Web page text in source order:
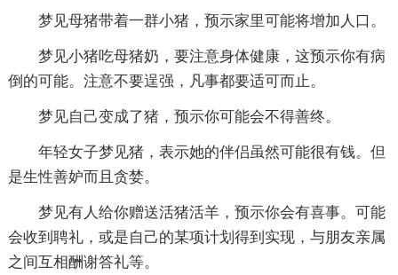
梦见母猪带着一群小猪，预示家里可能将增加人口。
梦见小猪吃母猪奶，要注意身体健康，这预示你有病
倒的可能。注意不要逞强，凡事都要适可而止。
梦见自己变成了猪，预示你可能会不得善终。
年轻女子梦见猪，表示她的伴侣虽然可能很有钱。但
是生性善妒而且贪婪。
梦见有人给你赠送活猪活羊，预示你会有喜事。可能
会收到聘礼，或是自己的某项计划得到实现，与朋友亲属
之间互相酬谢答礼等。